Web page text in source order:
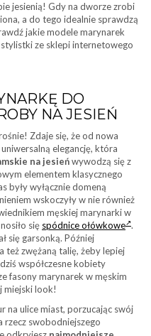
jesienią! Gdy na dworze zrobi
a do tego idealnie sprawdzą
jakie modele marynarek
ze sklepi internetowego
DO
NA JESIEŃ
Zdaje się, że od nowa
elegancję, która
na jesieńwywodzą się z
elementem klasycznego
były wyłącznie domeną
wskoczyły w nie również
męskiej marynarki w
się spódnice ołówkowe .
się garsonką. Później
też zwężaną talię, żeby lepiej
współczesne kobiety
fasony marynarek w męskim
miejski look!
na ulice miast, porzucając swój
rzecz swobodniejszego